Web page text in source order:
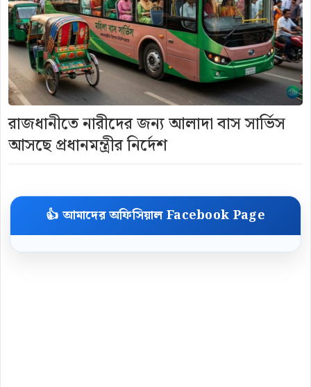
রাজধানীতে নারীদের জন্য আলাদা বাস সার্ভিস
আসছে প্রধানমন্ত্রীর নির্দেশ
👍 আমাদের অফিসিয়াল Facebook Page